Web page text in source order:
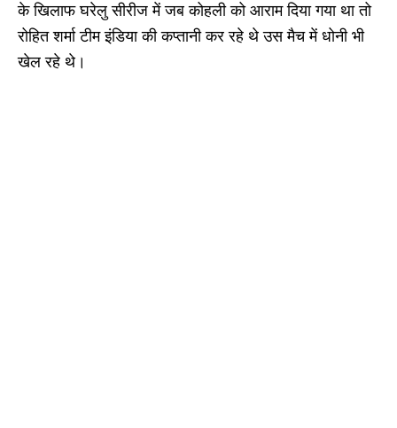
के खिलाफ घरेलु सीरीज में जब कोहली को आराम दिया गया था तो
रोहित शर्मा टीम इंडिया की कप्तानी कर रहे थे उस मैच में धोनी भी
खेल रहे थे।